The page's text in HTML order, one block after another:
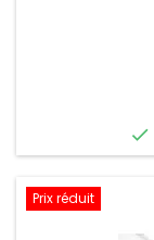

Prix réduit